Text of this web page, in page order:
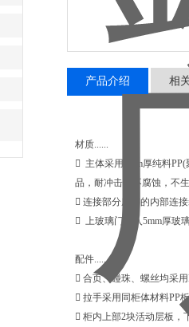
产品介绍 相
材质......
 主体采用8mm厚纯料
品，耐冲击，不腐蚀，不
 连接部分所有的内部连
 上玻璃门嵌入5mm厚玻
配件......
 合页、碰珠、螺丝均采
 拉手采用同柜体材料PP
 柜内上部2块活动层板，